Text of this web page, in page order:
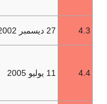
31 مارس 2005
7 أغسطس 2008 [2]